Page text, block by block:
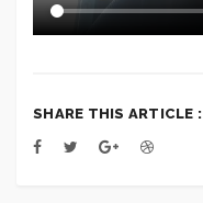
SHARE THIS ARTICLE :